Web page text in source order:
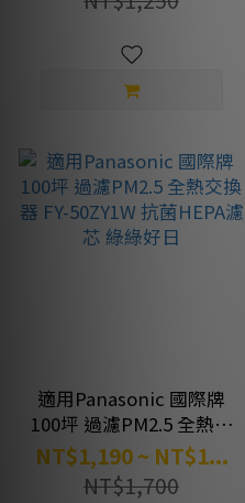
濾網 活性碳濾網 綠綠好
日
適用Panasonic 國際牌
100坪 過濾PM2.5 全熱交
換器 FY-50ZY1W 抗菌
HEPA濾芯 綠綠好日
NT$1,190 ~ NT$1...
NT$1,700